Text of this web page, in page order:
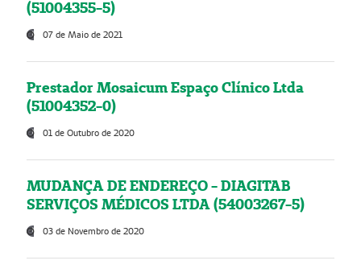
(51004355-5)
07 de Maio de 2021
Prestador Mosaicum Espaço Clínico Ltda
(51004352-0)
01 de Outubro de 2020
MUDANÇA DE ENDEREÇO - DIAGITAB
SERVIÇOS MÉDICOS LTDA (54003267-5)
03 de Novembro de 2020